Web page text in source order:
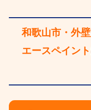
和歌山市・外
エースペイント